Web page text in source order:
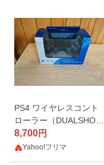
PS4 ワイヤレスコント
ローラー（DUALSHOC
K4） ジェット・ブラッ
ク CUH-ZCT2J
8,700円
Yahoo!フリマ